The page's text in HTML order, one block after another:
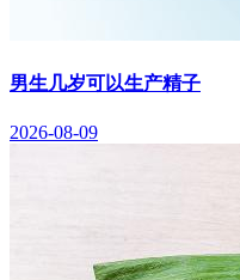
男生几岁可以生产精子
2026-08-09